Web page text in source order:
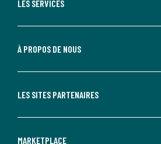
LES SERVICES
À PROPOS DE NOUS
LES SITES PARTENAIRES
MARKETPLACE